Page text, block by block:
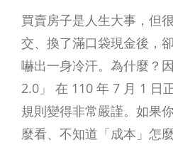
買賣房子是人生大事，但
交、換了滿口袋現金後，
嚇出一身冷汗。為什麼？
2.0」 在 110 年 7 月 1 日
規則變得非常嚴謹。如果
麼看、不知道「成本」怎